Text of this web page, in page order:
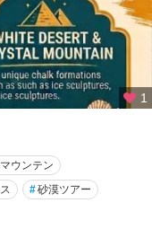
1
ウンテン
#砂漠ツアー